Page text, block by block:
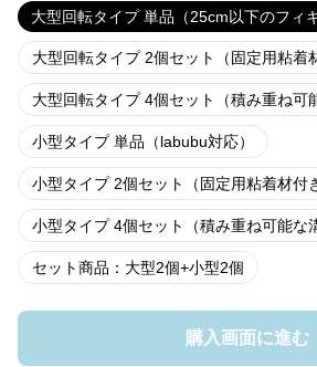
大型回転タイプ 単品（25cm以下のフィ
大型回転タイプ 2個セット（固定用粘着
大型回転タイプ 4個セット（積み重ね可
小型タイプ 単品（labubu対応）
小型タイプ 2個セット（固定用粘着材付
小型タイプ 4個セット（積み重ね可能な
セット商品：大型2個+小型2個
購入画面に進む